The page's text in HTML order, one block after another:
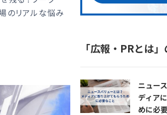
のリアルな悩み
「広報・PRとは
ニュー
ディア
めに必